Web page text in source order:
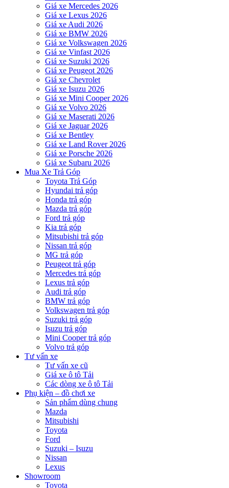
Giá xe Mercedes 2026
Giá xe Lexus 2026
Giá xe Audi 2026
Giá xe BMW 2026
Giá xe Volkswagen 2026
Giá xe Vinfast 2026
Giá xe Suzuki 2026
Giá xe Peugeot 2026
Giá xe Chevrolet
Giá xe Isuzu 2026
Giá xe Mini Cooper 2026
Giá xe Volvo 2026
Giá xe Maserati 2026
Giá xe Jaguar 2026
Giá xe Bentley
Giá xe Land Rover 2026
Giá xe Porsche 2026
Giá xe Subaru 2026
Mua Xe Trả Góp
Toyota Trả Góp
Hyundai trả góp
Honda trả góp
Mazda trả góp
Ford trả góp
Kia trả góp
Mitsubishi trả góp
Nissan trả góp
MG trả góp
Peugeot trả góp
Mercedes trả góp
Lexus trả góp
Audi trả góp
BMW trả góp
Volkswagen trả góp
Suzuki trả góp
Isuzu trả góp
Mini Cooper trả góp
Volvo trả góp
Tư vấn xe
Tư vấn xe cũ
Giá xe ô tô Tải
Các dòng xe ô tô Tải
Phụ kiện – đồ chơi xe
Sản phẩm dùng chung
Mazda
Mitsubishi
Toyota
Ford
Suzuki – Isuzu
Nissan
Lexus
Showroom
Toyota